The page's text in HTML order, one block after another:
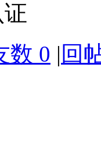
数 0 | 回